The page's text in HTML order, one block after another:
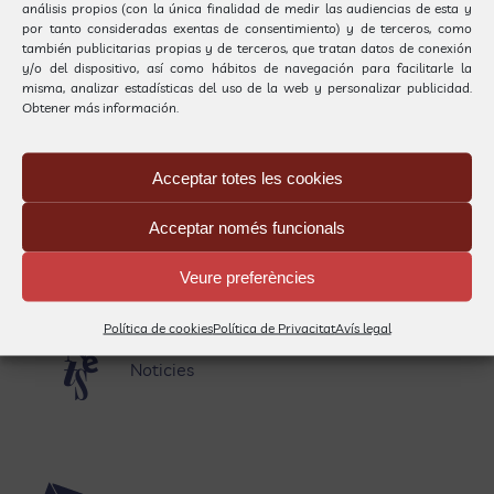
análisis propios (con la única finalidad de medir las audiencias de esta y
por tanto consideradas exentas de consentimiento) y de terceros, como
también publicitarias propias y de terceros, que tratan datos de conexión
y/o del dispositivo, así como hábitos de navegación para facilitarle la
misma, analizar estadísticas del uso de la web y personalizar publicidad.
Obtener más información.
Acceptar totes les cookies
Acceptar només funcionals
Veure preferències
Política de cookiesPolítica de PrivacitatAvís legal
GRAFISME
CREATIU
C/ Campoamor, 5 · 08031 · BARCELONA
Tel 93 427 74 19
carrilet@carrilet.org
Noticies